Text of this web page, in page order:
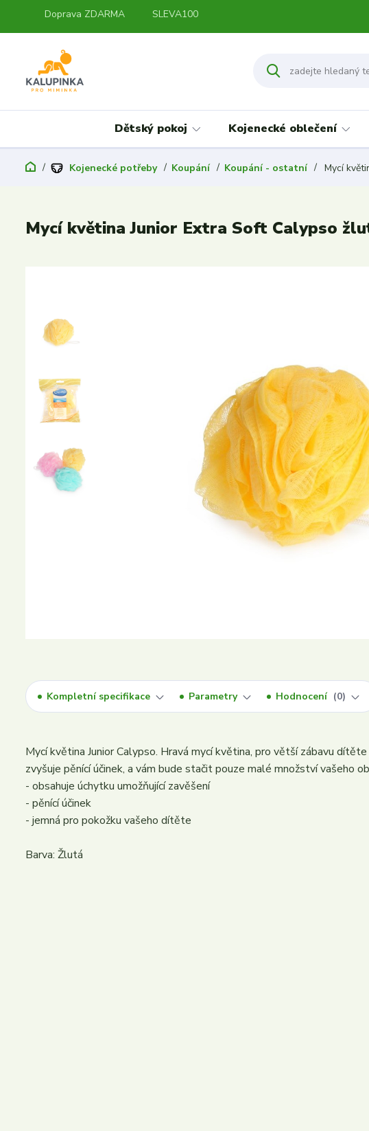
Doprava ZDARMA SLEVA100
Dětský pokoj Kojenecké oblečení
Kojenecké potřeby Koupání Koupání - ostatní Mycí
Mycí květina Junior Extra Soft Calypso
Kompletní specifikace Parametry Hodnocení 0
Mycí květina Junior Calypso. Hravá mycí květina, pro větší zábavu
zvyšuje pěnící účinek, a vám bude stačit pouze malé množství vašeho
- obsahuje úchytku umožňující zavěšení
- pěnící účinek
- jemná pro pokožku vašeho dítěte
Barva: Žlutá